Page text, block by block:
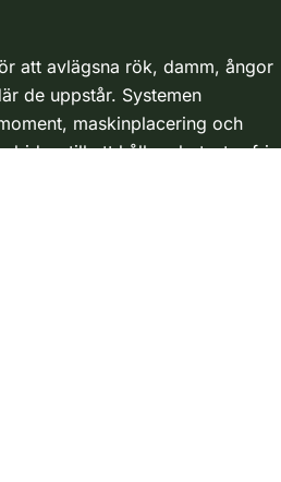
att avlägsna rök, damm, ångor
de uppstår. Systemen
maskinplacering och
bidrar till att hålla arbetsytor fria